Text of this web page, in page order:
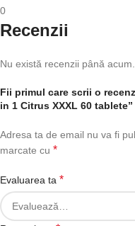
0
Recenzii
Nu există recenzii până acum.
Fii primul care scrii o
in 1 Citrus XXXL 60 tablete”
Adresa ta de email nu va fi
marcate cu *
Evaluarea ta *